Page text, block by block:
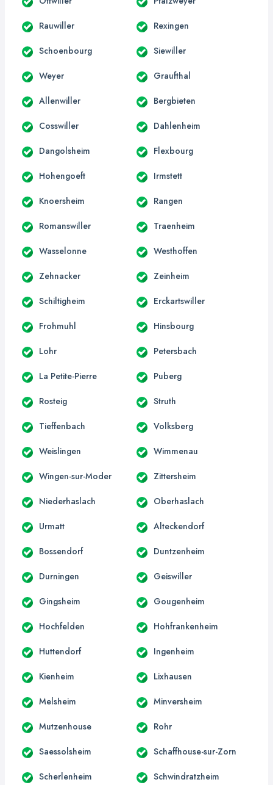
Rauwiller Rexingen
Schoenbourg Siewiller
Weyer Graufthal
Allenwiller Bergbieten
Cosswiller Dahlenheim
Dangolsheim Flexbourg
Hohengoeft Irmstett
Knoersheim Rangen
Romanswiller Traenheim
Wasselonne Westhoffen
Zehnacker Zeinheim
Schiltigheim Erckartswiller
Frohmuhl Hinsbourg
Lohr Petersbach
La Petite-Pierre Puberg
Rosteig Struth
Tieffenbach Volksberg
Weislingen Wimmenau
Wingen-sur-Moder Zittersheim
Niederhaslach Oberhaslach
Urmatt Alteckendorf
Bossendorf Duntzenheim
Durningen Geiswiller
Gingsheim Gougenheim
Hochfelden Hohfrankenheim
Huttendorf Ingenheim
Kienheim Lixhausen
Melsheim Minversheim
Mutzenhouse Rohr
Saessolsheim Schaffhouse-sur-Zorn
Scherlenheim Schwindratzheim